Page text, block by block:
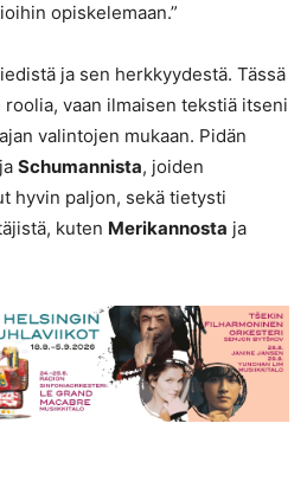
opiskelemaan.”
ja sen herkkyydestä. Tässä
vaan ilmaisen tekstiä itseni
valintojen mukaan. Pidän
ja Schumannista, joiden
hyvin paljon, sekä tietysti
kuten Merikannosta ja